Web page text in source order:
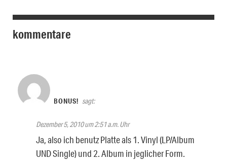
kommentare
BONUS! sagt:
Dezember 5, 2010 um 2:51 a.m. Uhr
Ja, also ich benutz Platte als 1. Vinyl (LP/Album
UND Single) und 2. Album in jeglicher Form.